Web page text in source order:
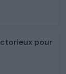
pour